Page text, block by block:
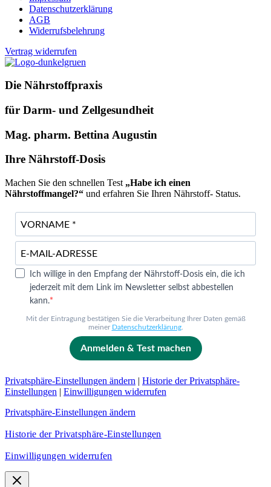
Datenschutzerklärung
AGB
Widerrufsbelehrung
Vertrag widerrufen
Die Nährstoffpraxis
für Darm- und Zellgesundheit
Mag. pharm. Bettina Augustin
Ihre Nährstoff-Dosis
Machen Sie den schnellen Test „Habe ich einen
Nährstoffmangel?“ und erfahren Sie Ihren Nährstoff- Status.
Ich willige in den Empfang der Nährstoff-Dosis ein, die ich
jederzeit mit dem Link im Newsletter selbst abbestellen
kann.
Mit der Eintragung bestätigen Sie die Verarbeitung Ihrer Daten gemäß
meiner Datenschutzerklärung.
Anmelden & Test machen
Privatsphäre-Einstellungen ändern | Historie der Privatsphäre-
Einstellungen | Einwilligungen widerrufen
Privatsphäre-Einstellungen ändern
Historie der Privatsphäre-Einstellungen
Einwilligungen widerrufen